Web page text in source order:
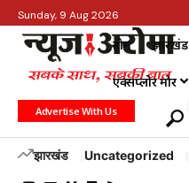
Sunday, 9 Aug 2026
होम झारखंड
एक्सप्लोर मोर
Advertise With Us
झारखंड Uncategorized